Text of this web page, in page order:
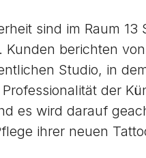
sind im Raum 13
Kunden berichten
Studio, in
der
es wird darauf
ihrer neuen